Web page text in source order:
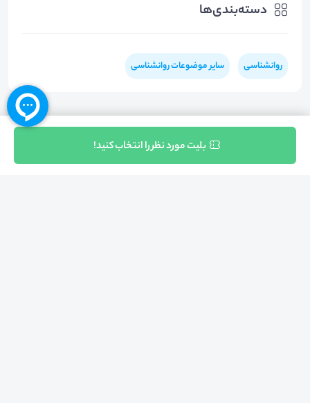
دسته‌بندی‌ها
روانشناسی سایر موضوعات روانشناسی
بلیت مورد نظر را انتخاب کنید!